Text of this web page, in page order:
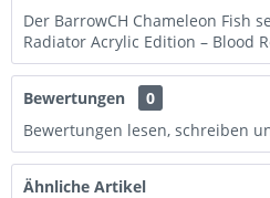
Der BarrowCH Chameleon Fish
Radiator Acrylic Edition – Blood
Bewertungen
0
Bewertungen lesen, schreiben
Ähnliche Artikel